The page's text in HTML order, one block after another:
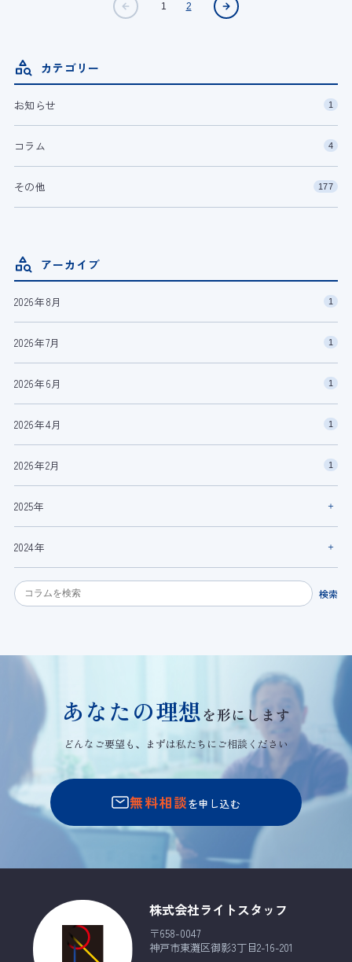
カテゴリー
お知らせ 1
コラム 4
その他 177
アーカイブ
2026年8月 1
2026年7月 1
2026年6月 1
2026年4月 1
2026年2月 1
2025年
2024年
検索
1 2
あなたの理想を形にします
どんなご要望も、まずは私たちにご相談ください
無料相談を申し込む
株式会社ライトスタッフ
〒658-0047
神戸市東灘区御影3丁目2-16-201